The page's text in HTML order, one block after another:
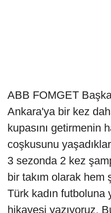
ABB FOMGET
Ankara'ya bir kez
kupasını getirmenin
coşkusunu
3 sezonda 2 kez
bir takım olarak hem
Türk kadın futboluna
hikayesi yazıyoruz.